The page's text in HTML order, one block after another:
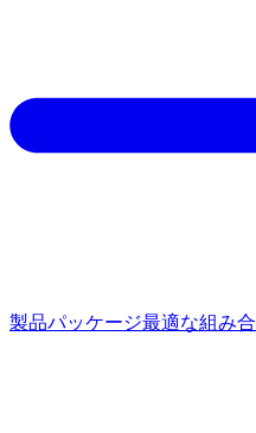
製品パッケージ最適な組み